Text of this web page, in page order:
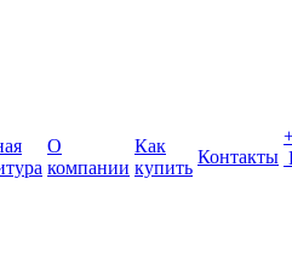
О
компании
Как
купить
Контакты